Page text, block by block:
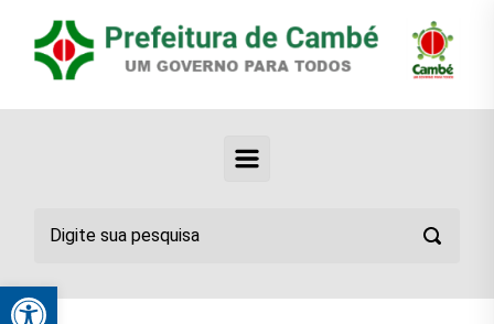
Abrir a barra de ferramentas